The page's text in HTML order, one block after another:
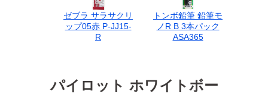
パイロット ホワイトボー
ゼブラ サラサクリ
ップ05赤 P-JJ15-
R
トンボ鉛筆 鉛筆モ
ノR B 3本パック
ASA365